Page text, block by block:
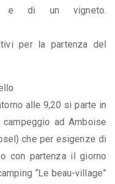
e di un vigneto.
per la partenza del
alle 9,20 si parte in
ad Amboise
che per esigenze di
con partenza il giorno
“Le beau-village”